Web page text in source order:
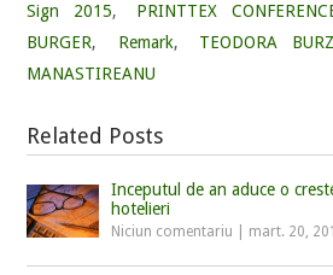
Sign 2015, PRINTTEX
BURGER, Remark, TEODORA BURZ
MANASTIREANU
Related Posts
Inceputul de an aduce o
hotelieri
Niciun comentariu mart. 20,